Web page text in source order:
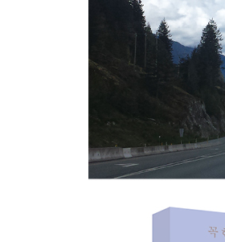
자기소개 부탁합니다
외국 생활 힘드셨죠?
어느 것에 가치를 두고
뉴욕에서 왜 여기로 오셨
해외 인턴십의 좋은 점
좋은 유학원, 이주 컨설팅
해외 체류 시 초기 자본